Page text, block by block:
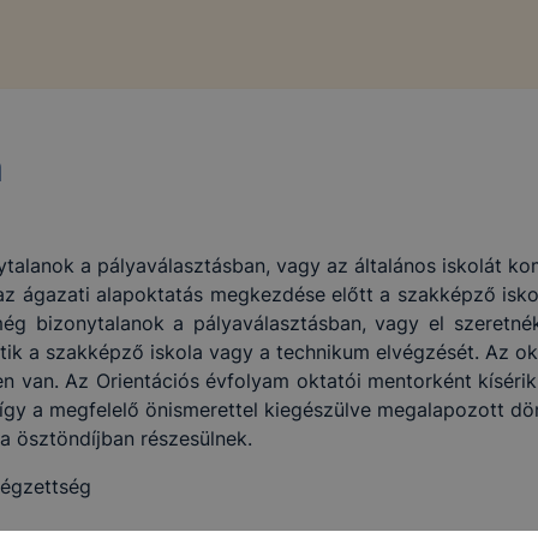
a pályaválasztásban, vagy az általános iskolát
ágazati alapoktatás megkezdése előtt a szakképző
bizonytalanok a pályaválasztásban, vagy el
a szakképző iskola vagy a technikum elvégzését. Az
van. Az Orientációs évfolyam oktatói mentorként
a megfelelő önismerettel kiegészülve megalapozott
ösztöndíjban részesülnek.